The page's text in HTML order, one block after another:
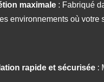
maximale : Fabriqué
environnements où votre
rapide et sécurisée :